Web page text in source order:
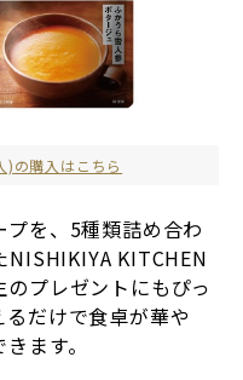
)の購入はこちら
を、5種類詰め合わ
NISHIKIYA KITCHEN
プレゼントにもぴっ
だけで食卓が華や
ます。